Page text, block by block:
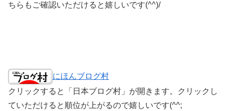
ちらもご確認いただけると嬉しいです(^^)/
にほんブログ村
クリックすると「日本ブログ村」が開きます。クリックし
ていただけると順位が上がるので嬉しいです(^^;